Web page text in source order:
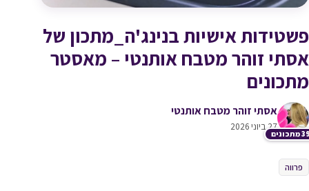
פשטידות אישיות בנינג'ה_מתכון של
אסתי זוהר מטבח אותנטי – מאסטר
מתכונים
אסתי זוהר מטבח אותנטי
27 ביוני 2026
פרווה